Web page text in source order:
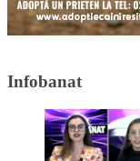
Infobanat